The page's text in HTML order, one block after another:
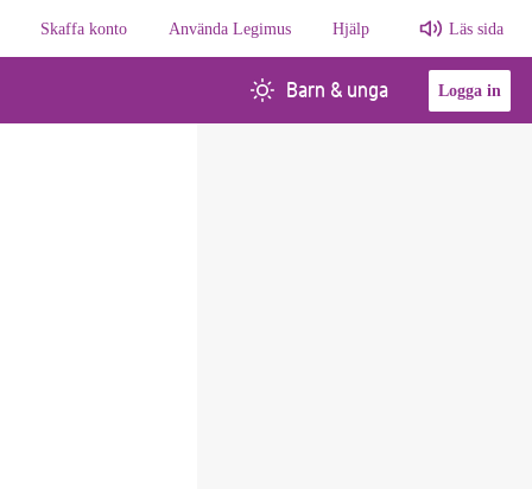
Skaffa konto Använda Legimus Hjälp Läs sida
Barn & unga Logga in